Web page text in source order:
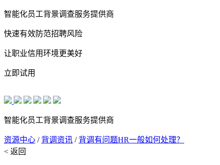
智能化员工背景调查服务提供商
快速有效防范招聘风险
让职业信用环境更美好
立即试用
智能化员工背景调查服务提供商
资源中心 / 背调资讯 / 背调有问题HR一般如何处理？
< 返回